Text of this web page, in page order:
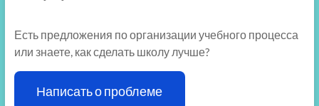
Есть предложения по организации учебного процесса
или знаете, как сделать школу лучше?
Написать о проблеме